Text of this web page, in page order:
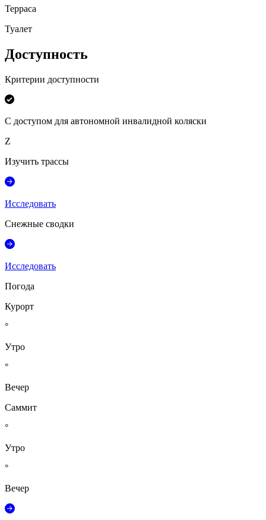
Терраса
Туалет
Доступность
Критерии доступности
С доступом для автономной инвалидной коляски
Z
Изучить трассы
Исследовать
Снежные сводки
Исследовать
Погода
Курорт
°
Утро
°
Вечер
Саммит
°
Утро
°
Вечер